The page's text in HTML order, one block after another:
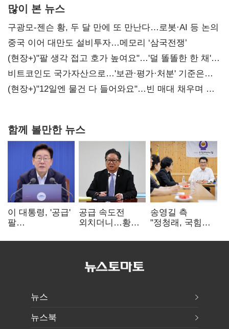
많이 본 뉴스
구광모-젠슨 황, 두 달 만에 또 만난다…로봇·AI 등 논의
중국 이어 대만도 설비투자…메모리 ‘삼국전쟁’
(현장+)"팔 생각 접고 호가 높여요"…'덜 똘똘한 한 채'
20억 키맞추기
비트코인도 국가자산으로…'보관·평가·처분' 기준은
숙제
(현장+)"12일엔 물건 다 들어와요"…빈 매대 채우며 문
함께 볼만한 뉴스
이 대통령, '공급'
팔
여 내부선
공급 속도전
외치더니…황희,
리모델링' 제안
송영길 측
"정청래, 국힘
민주당 대표로
뉴스
뉴스북